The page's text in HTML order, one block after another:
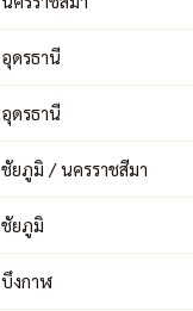
อุดรธานี
อุดรธานี
ชัยภูมิ / นครราชสีมา
ชัยภูมิ
บึงกาฬ